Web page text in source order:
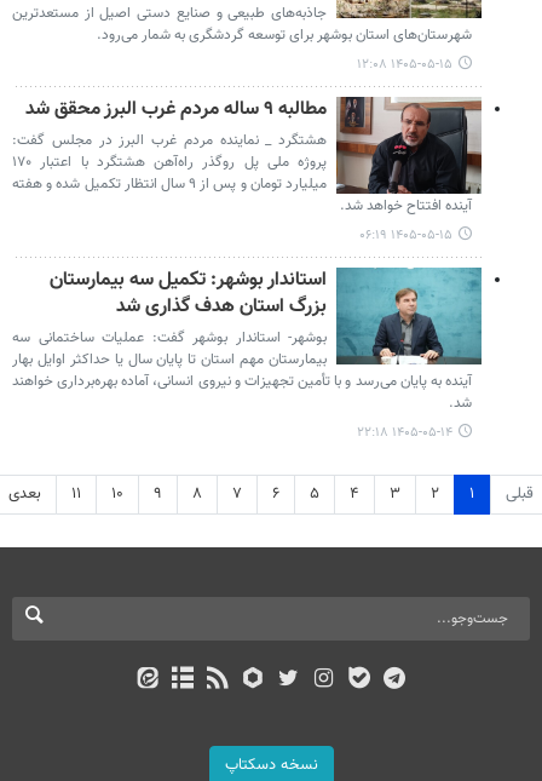
جاذبه‌های طبیعی و صنایع دستی اصیل از مستعدترین
شهرستان‌های استان بوشهر برای توسعه گردشگری به شمار می‌رود.
۱۴۰۵-۰۵-۱۵ ۱۲:۰۸
مطالبه ۹ ساله مردم غرب البرز محقق شد
هشتگرد _ نماینده مردم غرب البرز در مجلس گفت:
پروژه ملی پل روگذر راه‌آهن هشتگرد با اعتبار ۱۷۰
میلیارد تومان و پس از ۹ سال انتظار تکمیل شده و هفته
آینده افتتاح خواهد شد.
۱۴۰۵-۰۵-۱۵ ۰۶:۱۹
استاندار بوشهر: تکمیل سه بیمارستان
بزرگ استان هدف گذاری شد
بوشهر- استاندار بوشهر گفت: عملیات ساختمانی سه
بیمارستان مهم استان تا پایان سال یا حداکثر اوایل بهار
آینده به پایان می‌رسد و با تأمین تجهیزات و نیروی انسانی، آماده بهره‌برداری خواهند
شد.
۱۴۰۵-۰۵-۱۴ ۲۲:۱۸
قبلی ۱ ۲ ۳ ۴ ۵ ۶ ۷ ۸ ۹ ۱۰ ۱۱ بعدی
نسخه دسکتاپ